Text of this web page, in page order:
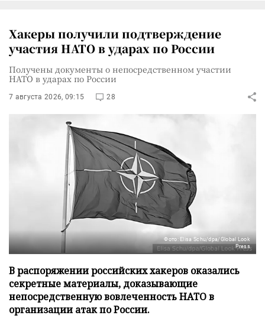
Хакеры получили подтверждение
участия НАТО в ударах по России
Получены документы о непосредственном участии
НАТО в ударах по России
7 августа 2026, 09:15 28
Фото: Elisa Schu/dpa/Global Look
Press
В распоряжении российских хакеров оказались
секретные материалы, доказывающие
непосредственную вовлеченность НАТО в
организации атак по России.